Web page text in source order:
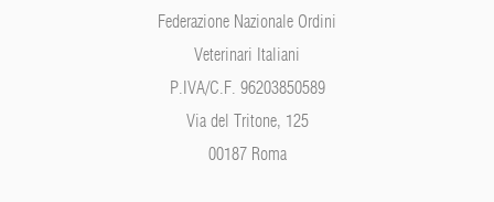
Federazione Nazionale Ordini
Veterinari Italiani
P.IVA/C.F. 96203850589
Via del Tritone, 125
00187 Roma